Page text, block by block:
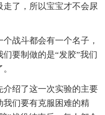
了，所以宝宝才不会尿
战斗都会有一个名子，
们要制做的是“发胶”我们
绍了这一次实验的主要
我们要有克服困难的精